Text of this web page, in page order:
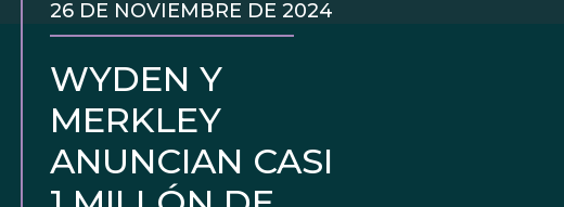
WYDEN Y
MERKLEY
ANUNCIAN CASI
26 DE NOVIEMBRE DE 2024